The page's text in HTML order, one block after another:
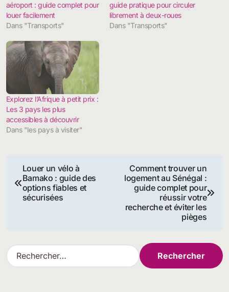
aéroport : guide complet pour
louer facilement
Dans "Transports"
guide pratique pour circuler
librement à deux-roues
Dans "Transports"
Explorez l’Afrique à petit prix :
Les 3 pays les plus
accessibles à découvrir
Dans "les pays à visiter"
Navigation
de
Louer un vélo à
Bamako : guide des
options fiables et
sécurisées
Comment trouver un
logement au Sénégal :
guide complet pour
réussir votre
recherche et éviter les
pièges
R
e